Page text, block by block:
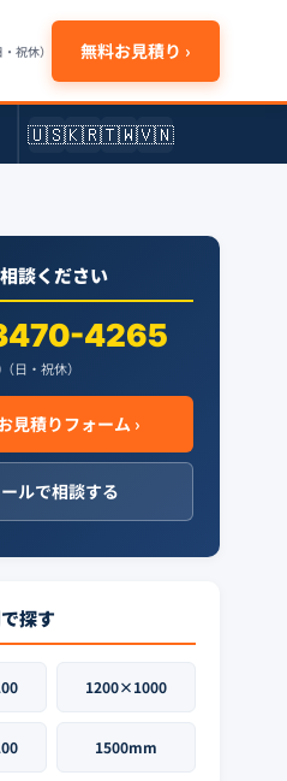
祝休） 無料お見積り ›
🇺🇸🇰🇷🇹🇼🇻🇳
談ください
4265
日・祝休）
見積りフォーム ›
ルで相談する
探す
1200×1000
1500mm